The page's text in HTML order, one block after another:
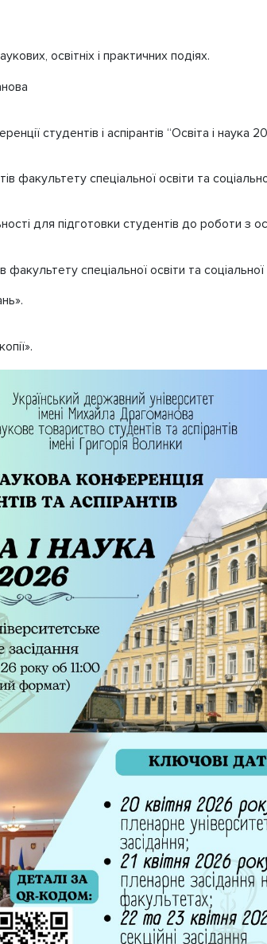
освітніх і практичних подіях.
студентів і аспірантів “Освіта і наука
факультету спеціальної освіти та
для підготовки студентів до роботи з
факультету спеціальної освіти та